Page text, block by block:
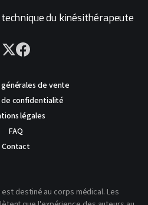
du kinésithérapeute
de vente
confidentialité
légales
FAQ
Contact
est destiné au corps médical. Les